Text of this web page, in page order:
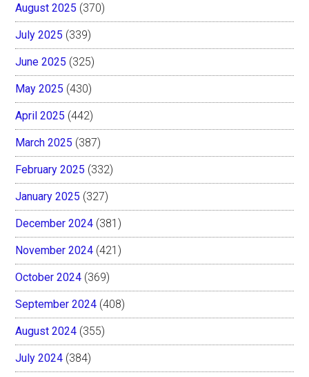
August 2025 (370)
July 2025 (339)
June 2025 (325)
May 2025 (430)
April 2025 (442)
March 2025 (387)
February 2025 (332)
January 2025 (327)
December 2024 (381)
November 2024 (421)
October 2024 (369)
September 2024 (408)
August 2024 (355)
July 2024 (384)